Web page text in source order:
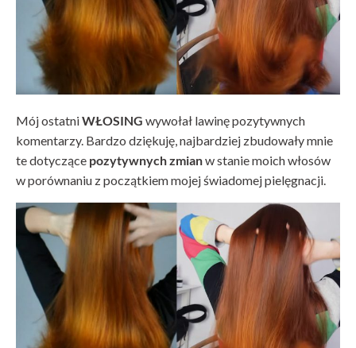
Mój ostatniWŁOSING wywołał lawinę pozytywnych
komentarzy. Bardzo dziękuję, najbardziej zbudowały mnie
te dotyczące pozytywnych zmianw stanie moich włosów
w porównaniu z początkiem mojej świadomej pielęgnacji.